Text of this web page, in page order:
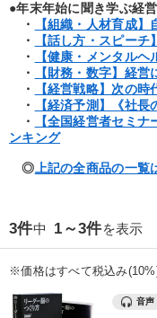
優秀各社の智恵と戦略
若手異才経営者の発想
リーダーの器量を学ぶ
テーマ
2025年夏季全国経営者
タル版（音声／動画ス
全国経営者セミナー収
【6月】音声・映像
●年末年始に聞き学ぶ経
・
【組織・人材育成
・
【話し方・スピーチ
・
【健康・メンタル
・
【財務・数字】経
・
【経営戦略】次の
・
【経済予測】《社長
・
【全国経営者セミ
ンキング
◎上記の全商品の一覧
3件中 1～3件を表示
※価格はすべて税込み
音声